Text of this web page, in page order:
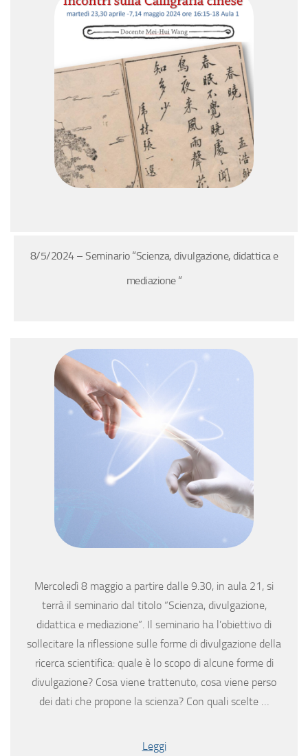
8/5/2024 – Seminario “Scienza, divulgazione, didattica e
mediazione “
Mercoledì 8 maggio a partire dalle 9.30, in aula 21, si
terrà il seminario dal titolo “Scienza, divulgazione,
didattica e mediazione”. Il seminario ha l’obiettivo di
sollecitare la riflessione sulle forme di divulgazione della
ricerca scientifica: quale è lo scopo di alcune forme di
divulgazione? Cosa viene trattenuto, cosa viene perso
dei dati che propone la scienza? Con quali scelte …
Leggi